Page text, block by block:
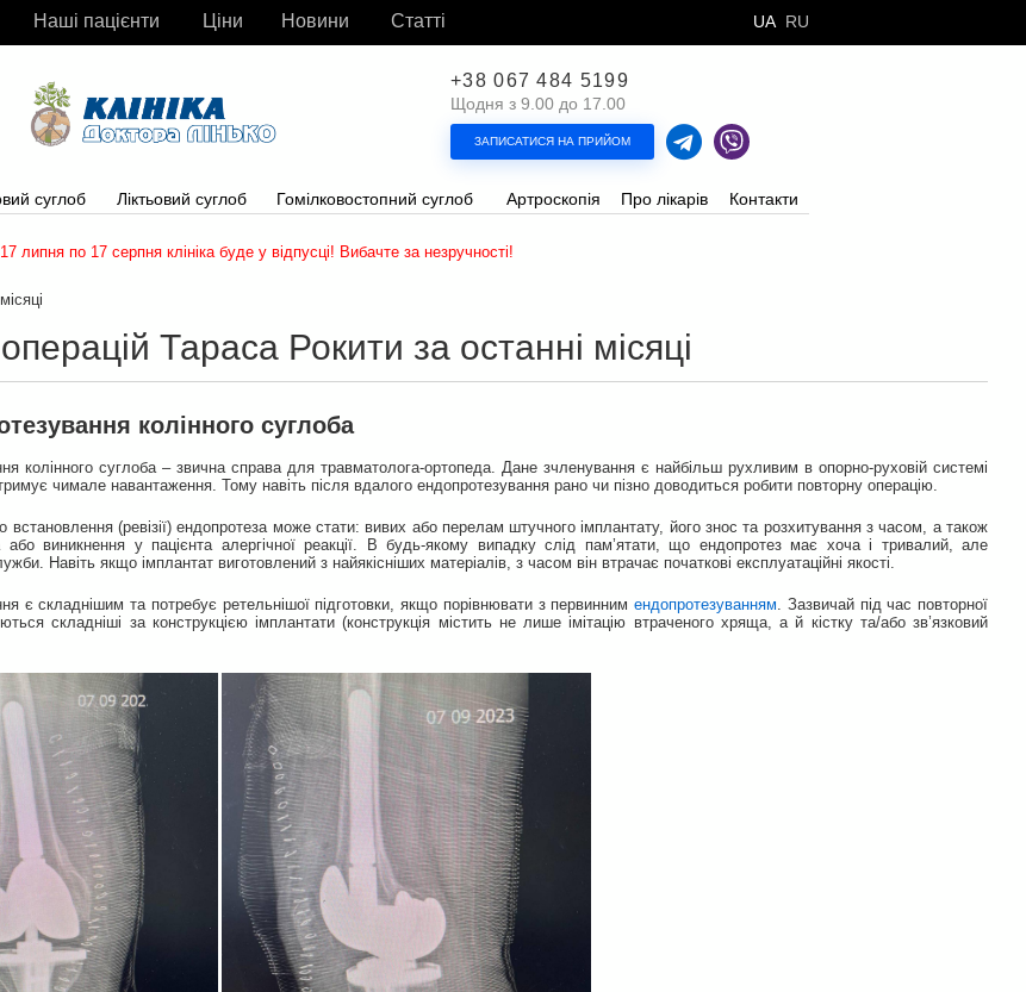
Наші пацієнти Ціни Новини Статті UA RU
+38 067 484 5199
Щодня з 9.00 до 17.00
ЗАПИСАТИСЯ НА ПРИЙОМ
суглоб Ліктьовий суглоб Гомілковостопний суглоб Артроскопія Про лікарів Контакти
липня по 17 серпня клініка буде у відпусці! Вибачте за незручності!
Тараса Рокити за останні місяці
колінного суглоба
колінного суглоба – звична справа для травматолога-ортопеда. Дане зчленування є найбільш рухливим в опорно-руховій системі
чимале навантаження. Тому навіть після вдалого ендопротезування рано чи пізно доводиться робити повторну операцію.
встановлення (ревізії) ендопротеза може стати: вивих або перелам штучного імплантату, його знос та розхитування з часом, а також
або виникнення у пацієнта алергічної реакції. В будь-якому випадку слід пам’ятати, що ендопротез має хоча і тривалий, але
Навіть якщо імплантат виготовлений з найякісніших матеріалів, з часом він втрачає початкові експлуатаційні якості.
є складнішим та потребує ретельнішої підготовки, якщо порівнювати з первинним ендопротезуванням. Зазвичай під час повторної
складніші за конструкцією імплантати (конструкція містить не лише імітацію втраченого хряща, а й кістку та/або зв’язковий